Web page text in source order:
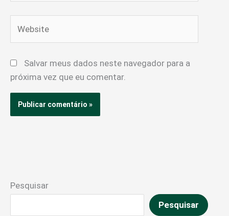
Salvar meus dados neste navegador para a
próxima vez que eu comentar.
Pesquisar
Pesquisar